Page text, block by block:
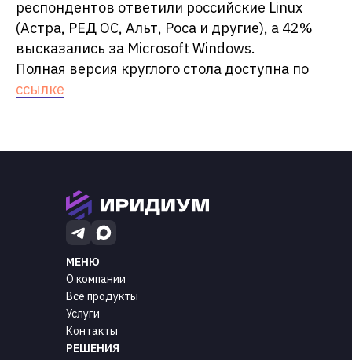
респондентов ответили российские Linux
(Астра, РЕД ОС, Альт, Роса и другие), а 42%
высказались за Microsoft Windows.
Полная версия круглого стола доступна по
ссылке
МЕНЮ
О компании
Все продукты
Услуги
Контакты
РЕШЕНИЯ